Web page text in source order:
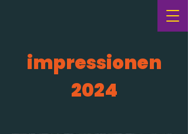
impressionen
2024